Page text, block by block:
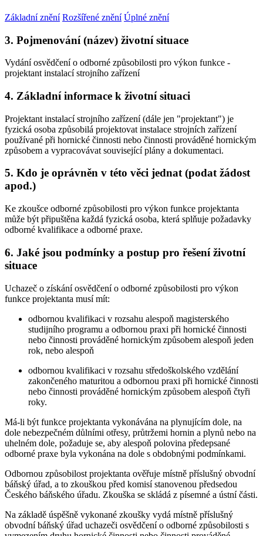
Základní znění Rozšířené znění Úplné znění
3. Pojmenování (název) životní situace
Vydání osvědčení o odborné způsobilosti pro výkon funkce -
projektant instalací strojního zařízení
4. Základní informace k životní situaci
Projektant instalací strojního zařízení (dále jen "projektant") je
fyzická osoba způsobilá projektovat instalace strojních zařízení
používané při hornické činnosti nebo činnosti prováděné hornickým
způsobem a vypracovávat související plány a dokumentaci.
5. Kdo je oprávněn v této věci jednat (podat žádost
apod.)
Ke zkoušce odborné způsobilosti pro výkon funkce projektanta
může být připuštěna každá fyzická osoba, která splňuje požadavky
odborné kvalifikace a odborné praxe.
6. Jaké jsou podmínky a postup pro řešení životní
situace
Uchazeč o získání osvědčení o odborné způsobilosti pro výkon
funkce projektanta musí mít:
odbornou kvalifikaci v rozsahu alespoň magisterského
studijního programu a odbornou praxi při hornické činnosti
nebo činnosti prováděné hornickým způsobem alespoň jeden
rok, nebo alespoň
odbornou kvalifikaci v rozsahu středoškolského vzdělání
zakončeného maturitou a odbornou praxi při hornické činnosti
nebo činnosti prováděné hornickým způsobem alespoň čtyři
roky.
Má-li být funkce projektanta vykonávána na plynujícím dole, na
dole nebezpečném důlními otřesy, průtržemi hornin a plynů nebo na
uhelném dole, požaduje se, aby alespoň polovina předepsané
odborné praxe byla vykonána na dole s obdobnými podmínkami.
Odbornou způsobilost projektanta ověřuje místně příslušný obvodní
báňský úřad, a to zkouškou před komisí stanovenou předsedou
Českého báňského úřadu. Zkouška se skládá z písemné a ústní části.
Na základě úspěšně vykonané zkoušky vydá místně příslušný
obvodní báňský úřad uchazeči osvědčení o odborné způsobilosti s